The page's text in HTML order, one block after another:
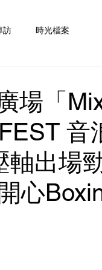
訪 時光檔案
場「
音
軸出場
心